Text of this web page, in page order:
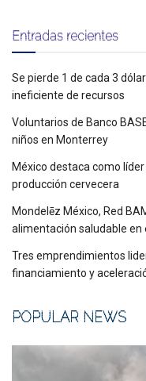
Entradas recientes
Se pierde 1 de cada 3
ineficiente de recursos
Voluntarios de Banco
niños en Monterrey
México destaca como
producción cervecera
Mondelēz México, Red
alimentación saludable en
Tres emprendimientos
financiamiento y
POPULAR NEWS